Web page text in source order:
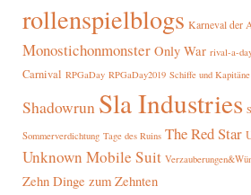
rollenspielblogs Karneval der
Monostichonmonster Only War rival-a-
Carnival RPGaDay RPGaDay2019 Schiffe und Kapitäne
Shadowrun Sla Industries
Sommerverdichtung Tage des Ruins The Red Star
Unknown Mobile Suit
Zehn Dinge zum Zehnten